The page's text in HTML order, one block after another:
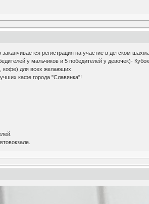
регистрация на участие в детском
у мальчиков и 5 победителей у девочек)-
кофе) для всех желающих.
кафе города "Славянка"!